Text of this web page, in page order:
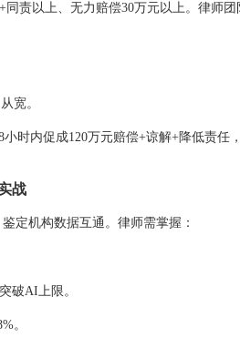
同责以上、无力赔偿30万元以上。律师团
宽。
小时内促成120万元赔偿+谅解+降低责任
战
定机构数据互通。律师需掌握：
破AI上限。
。